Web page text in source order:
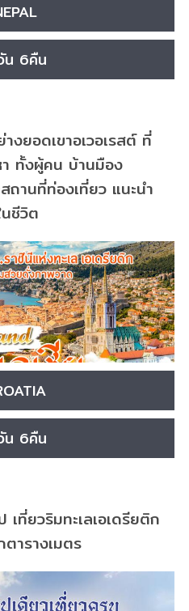
6คืน
งยอดเขาอเวอเรสต์ ที่
ทั้งผู้คน บ้านมือง
านที่ท่องเที่ยว แนะนำ
ชีวิต
6คืน
เที่ยวริมทะเลเอเดรียติก
ารางเมตร